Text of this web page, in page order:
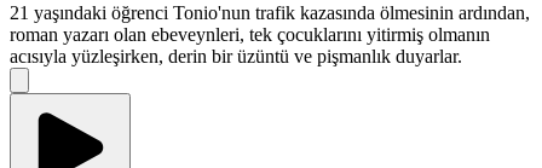
21 yaşındaki öğrenci Tonio'nun trafik kazasında ölmesinin ardından,
roman yazarı olan ebeveynleri, tek çocuklarını yitirmiş olmanın
acısıyla yüzleşirken, derin bir üzüntü ve pişmanlık duyarlar.